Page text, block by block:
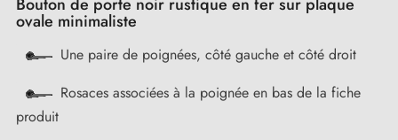
ovale minimaliste
Une paire de poignées, côté gauche et côté droit
Rosaces associées à la poignée en bas de la fiche
produit